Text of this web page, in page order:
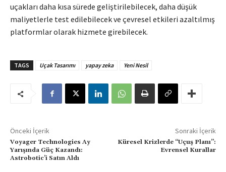
uçakları daha kısa sürede geliştirilebilecek, daha düşük
maliyetlerle test edilebilecek ve çevresel etkileri azaltılmış
platformlar olarak hizmete girebilecek.
TAGS Uçak Tasarımı yapay zeka Yeni Nesil
Önceki İçerik
Voyager Technologies Ay
Yarışında Güç Kazandı:
Astrobotic’i Satın Aldı
Sonraki İçerik
Küresel Krizlerde “Uçuş Planı”:
Evrensel Kurallar